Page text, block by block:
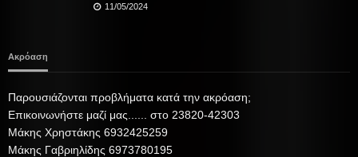
11/05/2024
Ακρόαση
Παρουσιάζονται προβλήματα κατά την ακρόαση;
Επικοινωνήστε μαζί μας...... στο 23820-42303
Μάκης Χρηστάκης 6932425259
Μάκης Γαβριηλίδης 6973780195